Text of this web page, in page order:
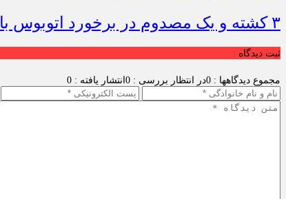
۳ کشته و یک مصدوم در برخورد اتوبوس با پژو ۴۰۵ در محور دشت‌عباس–دهلران
ثبت دیدگاه
مجموع دیدگاهها : 0 در انتظار بررسی : 0 انتشار یافته : 0